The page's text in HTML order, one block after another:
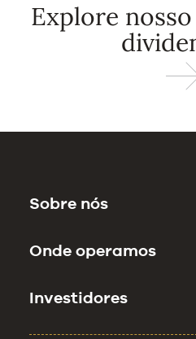
Explore
Sobre nós
Onde operamos
Investidores